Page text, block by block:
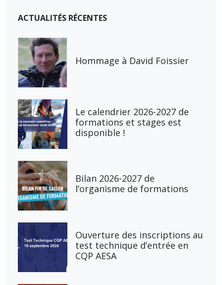
ACTUALITÉS RÉCENTES
Hommage à David Foissier
Le calendrier 2026-2027 de
formations et stages est
disponible !
Bilan 2026-2027 de
l’organisme de formations
Ouverture des inscriptions au
test technique d’entrée en
CQP AESA